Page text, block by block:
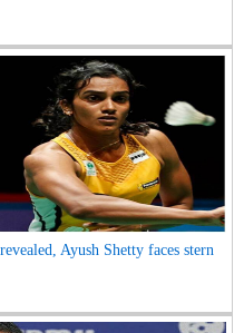
Ayush Shetty faces stern